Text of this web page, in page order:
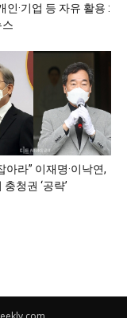
인·기업 등 자유 활용 :
스
아라” 이재명·이낙연,
청권 ‘공략’